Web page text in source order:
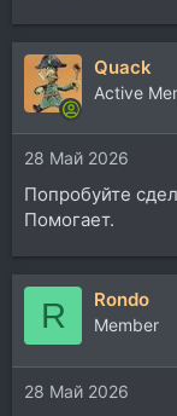
Quack
Active
28 Май 2026
Попробуйте
Помогает.
R Rondo
Member
28 Май 2026